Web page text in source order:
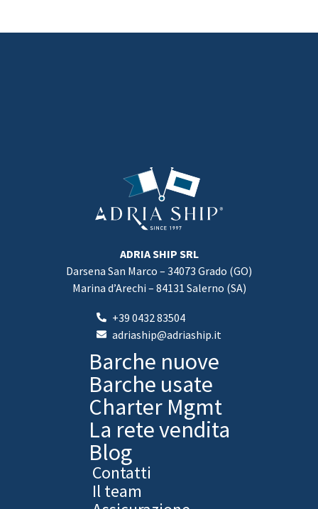
ADRIA SHIP SRL
Darsena San Marco – 34073 Grado (GO)
Marina d’Arechi – 84131 Salerno (SA)
+39 0432 83504
adriaship@adriaship.it
Barche nuove
Barche usate
Charter Mgmt
La rete vendita
Blog
Contatti
Il team